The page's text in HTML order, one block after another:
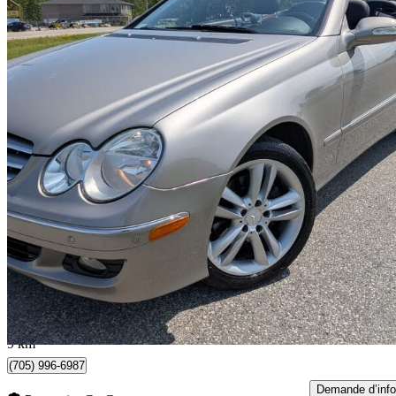
2007 Mercedes-Benz CLK
350 Cabriolet93 787 km
13 999 $ Aucune
246 $/mois env.
Innisfil, ON
9 km
(705) 996-6987
Demande d’info